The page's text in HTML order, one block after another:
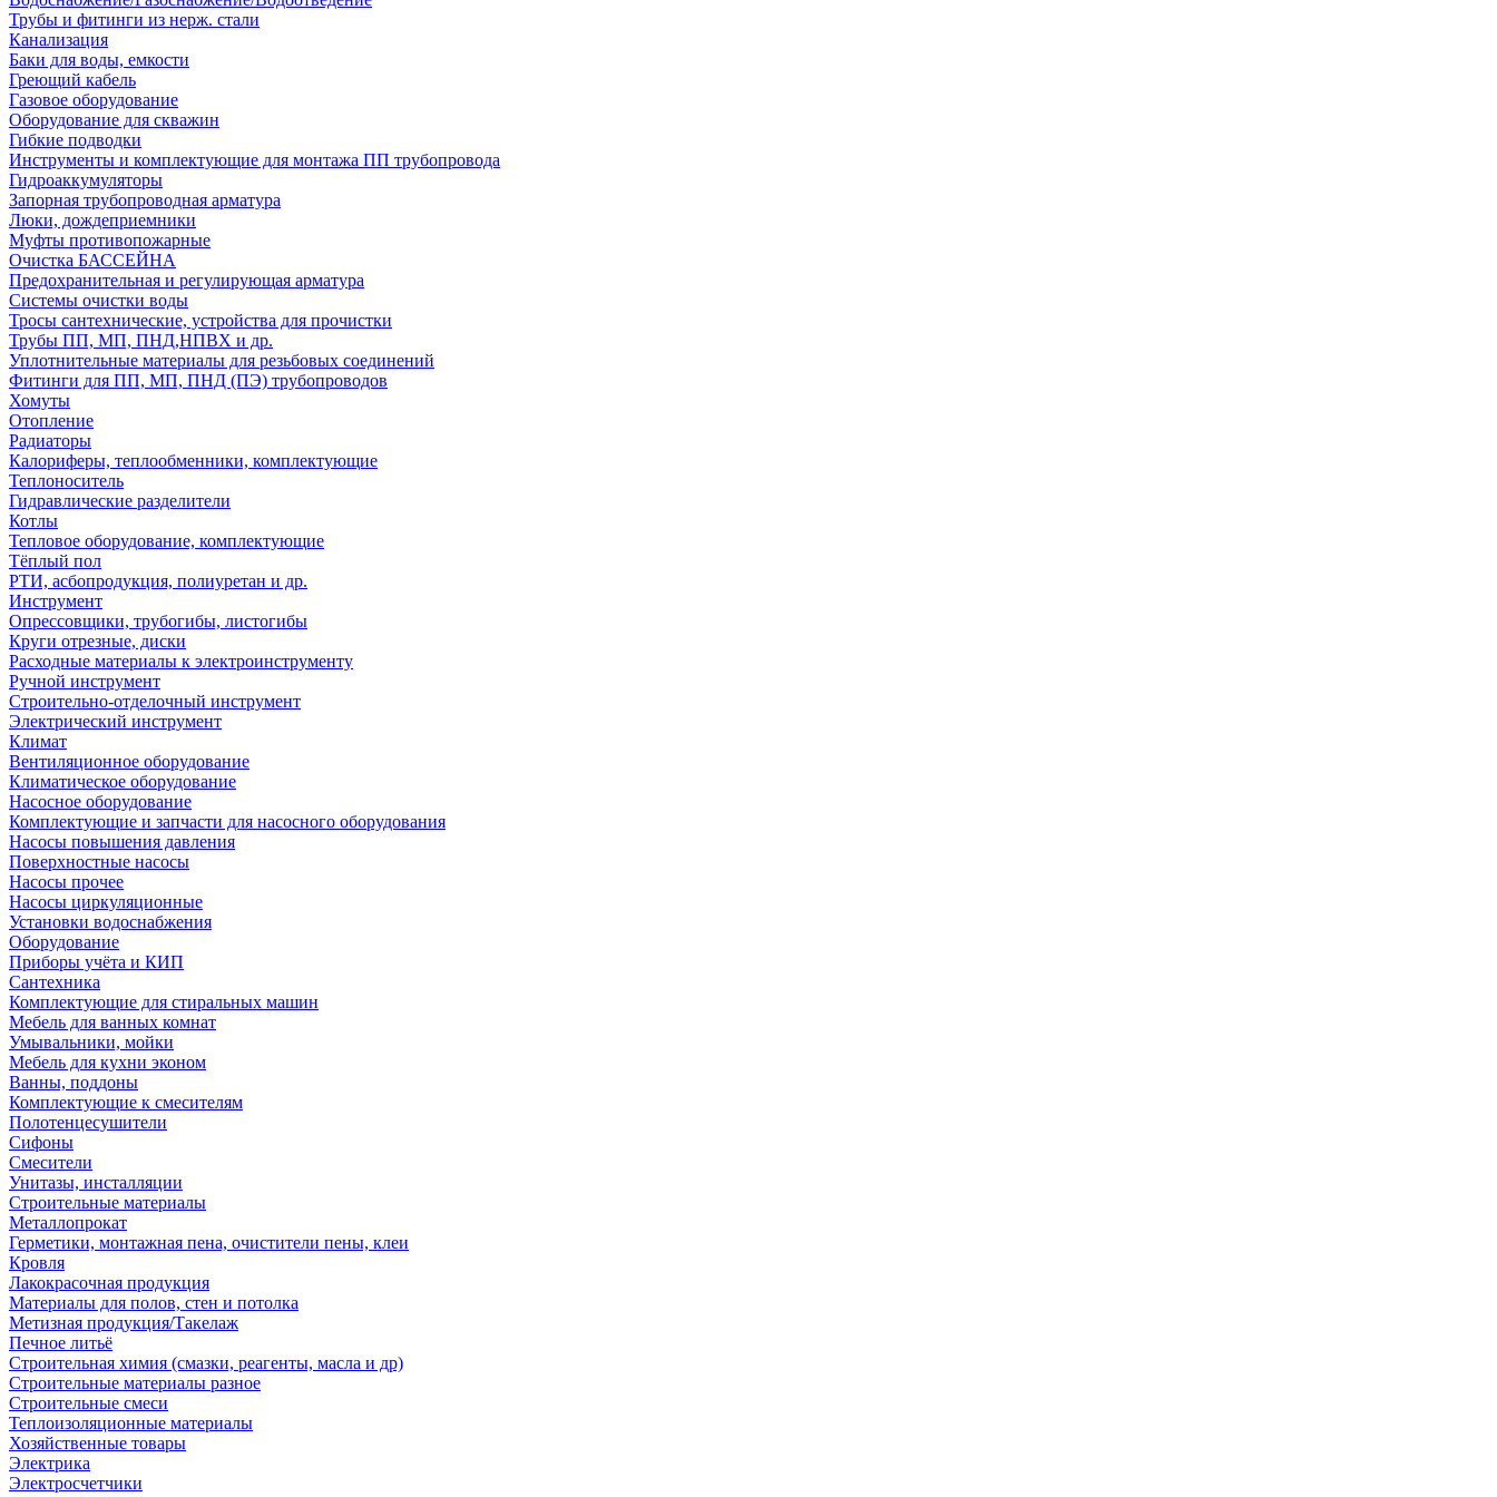
Трубы и фитинги из нерж. стали
Канализация
Баки для воды, емкости
Греющий кабель
Газовое оборудование
Оборудование для скважин
Гибкие подводки
Инструменты и комплектующие для монтажа ПП трубопровода
Гидроаккумуляторы
Запорная трубопроводная арматура
Люки, дождеприемники
Муфты противопожарные
Очистка БАССЕЙНА
Предохранительная и регулирующая арматура
Системы очистки воды
Тросы сантехнические, устройства для прочистки
Трубы ПП, МП, ПНД,НПВХ и др.
Уплотнительные материалы для резьбовых соединений
Фитинги для ПП, МП, ПНД (ПЭ) трубопроводов
Хомуты
Отопление
Радиаторы
Калориферы, теплообменники, комплектующие
Теплоноситель
Гидравлические разделители
Котлы
Тепловое оборудование, комплектующие
Тёплый пол
РТИ, асбопродукция, полиуретан и др.
Инструмент
Опрессовщики, трубогибы, листогибы
Круги отрезные, диски
Расходные материалы к электроинструменту
Ручной инструмент
Строительно-отделочный инструмент
Электрический инструмент
Климат
Вентиляционное оборудование
Климатическое оборудование
Насосное оборудование
Комплектующие и запчасти для насосного оборудования
Насосы повышения давления
Поверхностные насосы
Насосы прочее
Насосы циркуляционные
Установки водоснабжения
Оборудование
Приборы учёта и КИП
Сантехника
Комплектующие для стиральных машин
Мебель для ванных комнат
Умывальники, мойки
Мебель для кухни эконом
Ванны, поддоны
Комплектующие к смесителям
Полотенцесушители
Сифоны
Смесители
Унитазы, инсталляции
Строительные материалы
Металлопрокат
Герметики, монтажная пена, очистители пены, клеи
Кровля
Лакокрасочная продукция
Материалы для полов, стен и потолка
Метизная продукция/Такелаж
Печное литьё
Строительная химия (смазки, реагенты, масла и др)
Строительные материалы разное
Строительные смеси
Теплоизоляционные материалы
Хозяйственные товары
Электрика
Электросчетчики